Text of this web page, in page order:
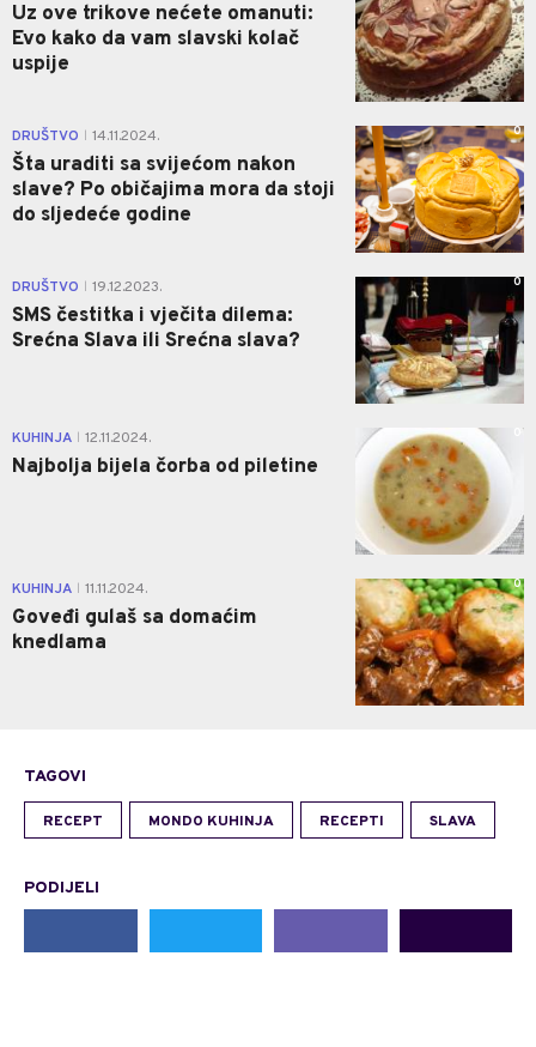
Uz ove trikove nećete omanuti:
Evo kako da vam slavski kolač
uspije
DRUŠTVO 14.11.2024.
Šta uraditi sa svijećom nakon
slave? Po običajima mora da stoji
do sljedeće godine
0
DRUŠTVO 19.12.2023.
SMS čestitka i vječita dilema:
Srećna Slava ili Srećna slava?
0
KUHINJA 12.11.2024.
Najbolja bijela čorba od piletine
KUHINJA 11.11.2024.
Goveđi gulaš sa domaćim
knedlama
0
TAGOVI
RECEPT MONDO KUHINJA RECEPTI SLAVA
PODIJELI